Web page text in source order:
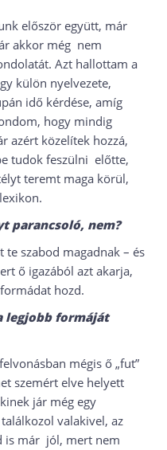
először együtt, már
akkor még nem
Azt hallottam a
külön nyelvezete,
idő kérdése, amíg
hogy mindig
azért közelítek hozzá,
tudok feszülni előtte,
teremt maga körül,
parancsoló, nem?
te szabod magadnak – és
ő igazából azt akarja,
hozd.
legjobb formáját
mégis ő „fut”
szemért elve helyett
jár még egy
valakivel, az
is már jól, mert nem